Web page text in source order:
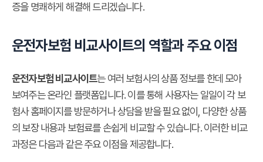
증을 명쾌하게 해결해 드리겠습니다.
운전자보험 비교사이트의 역할과 주요 이점
운전자보험 비교사이트는 여러 보험사의 상품 정보를 한데 모아
보여주는 온라인 플랫폼입니다. 이를 통해 사용자는 일일이 각 보
험사 홈페이지를 방문하거나 상담을 받을 필요 없이, 다양한 상품
의 보장 내용과 보험료를 손쉽게 비교할 수 있습니다. 이러한 비교
과정은 다음과 같은 주요 이점을 제공합니다.